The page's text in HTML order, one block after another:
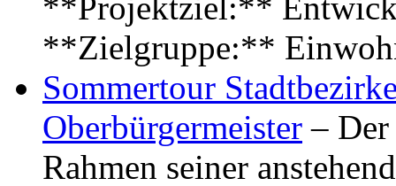
**Zielgruppe:**
Sommertour
Oberbürgermeister –
Rahmen seiner